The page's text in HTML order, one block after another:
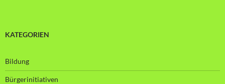
KATEGORIEN
Bildung
Bürgerinitiativen